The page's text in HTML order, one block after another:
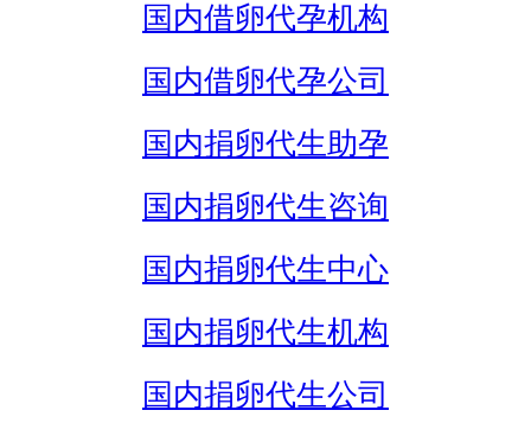
国内借卵代孕机构
国内借卵代孕公司
国内捐卵代生助孕
国内捐卵代生咨询
国内捐卵代生中心
国内捐卵代生机构
国内捐卵代生公司